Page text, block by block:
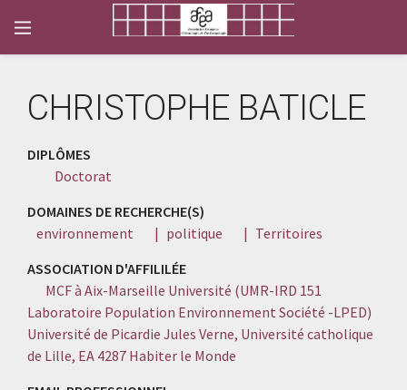
CHRISTOPHE BATICLE
DIPLÔMES
Doctorat
DOMAINES DE RECHERCHE(S)
environnement
| politique | Territoires
ASSOCIATION D'AFFILILÉE
MCF à Aix-Marseille Université (UMR-IRD 151
Laboratoire Population Environnement Société -LPED)
Université de Picardie Jules Verne, Université catholique
de Lille, EA 4287 Habiter le Monde